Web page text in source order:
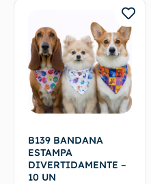
B139 BANDANA
ESTAMPA
DIVERTIDAMENTE –
10 UN